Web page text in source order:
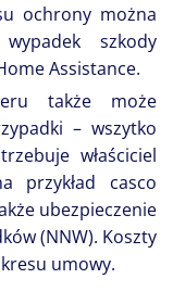
ochrony można
szkody
Assistance.
także może
– wszytko
właściciel
przykład casco
ubezpieczenie
(NNW). Koszty
umowy.